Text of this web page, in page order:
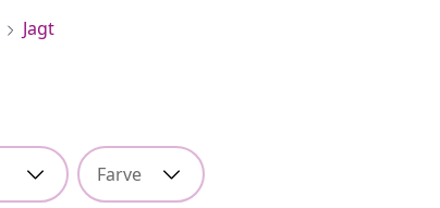
Jagt
Farve